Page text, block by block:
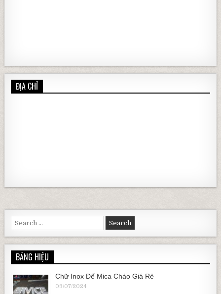
ĐỊA CHỈ
Search for:
BẢNG HIỆU
Chữ Inox Đế Mica Cháo Giá Rẻ
03/07/2024